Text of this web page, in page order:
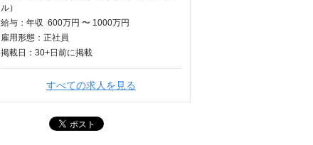
ル）
給与： 年収 600万円 〜 1000万円
雇用形態：正社員
掲載日： 30+日 前に掲載
すべての求人を見る